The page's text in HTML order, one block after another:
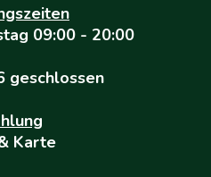
09:00 - 20:00
geschlossen
Karte